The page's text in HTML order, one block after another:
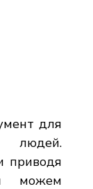
для
людей.
приводя
можем